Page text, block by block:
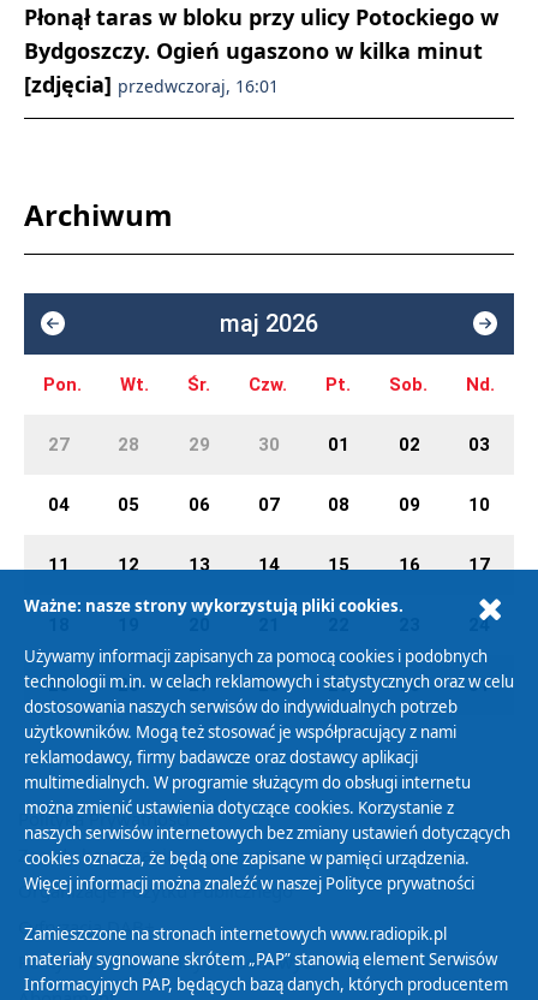
Płonął taras w bloku przy ulicy Potockiego w
Bydgoszczy. Ogień ugaszono w kilka minut
[zdjęcia] przedwczoraj, 16:01
Archiwum
maj 2026
Pon. Wt. Śr. Czw. Pt. Sob. Nd.
27 28 29 30 01 02 03
04 05 06 07 08 09 10
11 12 13 14 15 16 17
24
25 26 27 28 29 30 31
Polityka Prywatności
Zasady korzystania z Serwisu
Organizacje Pożytku Publicznego
Cyfryzacja DAB+
Polityka ochrony danych osobowych
Ważne: nasze strony wykorzystują pliki cookies.
Używamy informacji zapisanych za pomocą cookies i podobnych
technologii m.in. w celach reklamowych i statystycznych oraz w celu
dostosowania naszych serwisów do indywidualnych potrzeb
użytkowników. Mogą też stosować je współpracujący z nami
reklamodawcy, firmy badawcze oraz dostawcy aplikacji
multimedialnych. W programie służącym do obsługi internetu
można zmienić ustawienia dotyczące cookies. Korzystanie z
naszych serwisów internetowych bez zmiany ustawień dotyczących
cookies oznacza, że będą one zapisane w pamięci urządzenia.
Więcej informacji można znaleźć w naszej Polityce prywatności
Zamieszczone na stronach internetowych www.radiopik.pl
materiały sygnowane skrótem „PAP” stanowią element Serwisów
Informacyjnych PAP, będących bazą danych, których producentem